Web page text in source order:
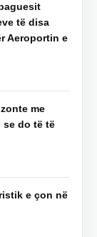
të disa
Aeroportin e
me
se do të të
e çon në